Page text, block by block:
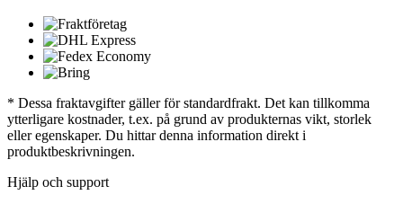
* Dessa fraktavgifter gäller för standardfrakt. Det kan tillkomma
ytterligare kostnader, t.ex. på grund av produkternas vikt, storlek
eller egenskaper. Du hittar denna information direkt i
produktbeskrivningen.
Hjälp och support